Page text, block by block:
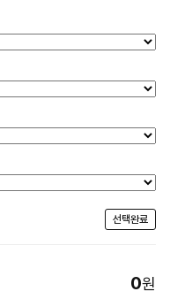
선택완료
0원